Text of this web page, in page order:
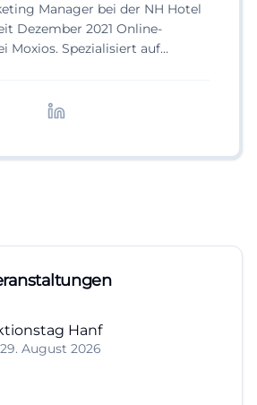
Manager bei der NH Hotel
Dezember 2021 Online-
Moxios. Spezialisiert auf
Hanf
29. August 2026